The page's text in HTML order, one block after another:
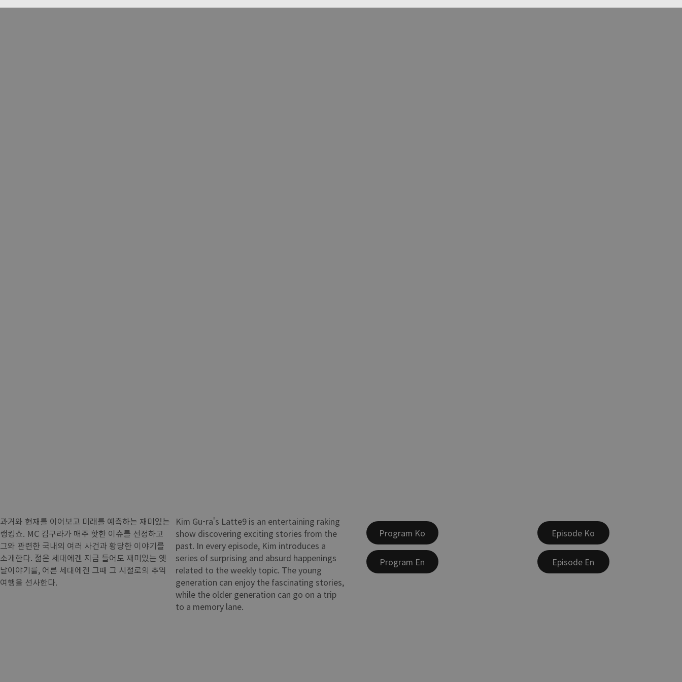
과거와 현재를 이어보고 미래를 예측하는 재미있는
랭킹쇼. MC 김구라가 매주 핫한 이슈를 선정하고
그와 관련한 국내의 여러 사건과 황당한 이야기를
소개한다. 젊은 세대에겐 지금 들어도 재미있는 옛
날이야기를, 어른 세대에겐 그때 그 시절로의 추억
여행을 선사한다.
Kim Gu-ra's Latte9 is an entertaining raking
show discovering exciting stories from the
past. In every episode, Kim introduces a
series of surprising and absurd happenings
related to the weekly topic. The young
generation can enjoy the fascinating stories,
while the older generation can go on a trip
to a memory lane.
Program Ko
Program En
Episode Ko
Episode En